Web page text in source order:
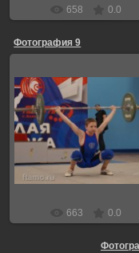
658 0.0
Фотография 9
30.03.2022
Ник
663 0.0